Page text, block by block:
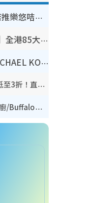
長者優惠｜OK便利店推樂悠咭優惠！買麵包/牛奶/保健品拍卡即減
【8月生日優惠2026】全港85大食買玩著數攻略 自助餐/火鍋放題同行免費＋誠品/DONKI送現金券
開倉優惠｜銅鑼灣MICHAEL KORS開倉低至17折！直擊$500起買手袋/銀包/鞋款 必買經典Jet Set系列
開倉優惠｜馬拉松開倉低至3折！直擊$99起買adidas／New Balance／Puma鞋款 STANLEY保溫杯劈價至$119起
廚具優惠｜普樂氏/意美廚/Buffalo廚具低至3折！$89起買煎鍋／炒鑊／個人鍋 同場小家電激減至$99起